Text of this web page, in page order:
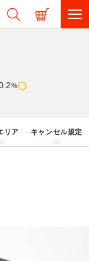
%
リア キャンセル規定